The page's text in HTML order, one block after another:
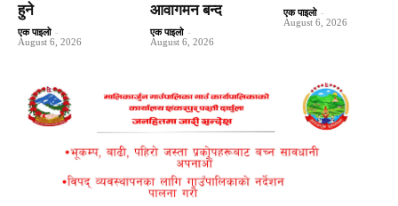
हुने
एक पाइलो -
August 6, 2026
आवागमन बन्द
एक पाइलो -
August 6, 2026
एक पाइलो -
August 6, 2026